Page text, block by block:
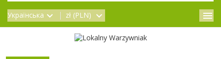
Українська zł (PLN) menu